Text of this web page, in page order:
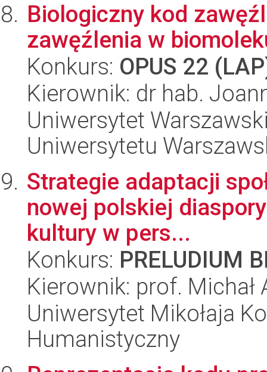
Biologiczny kod
zawęźlenia w
Konkurs: OPUS 22
Kierownik: dr hab.
Uniwersytet
Uniwersytetu
Strategie adaptacji
nowej polskiej
kultury w pers...
Konkurs: PRELUDIUM
Kierownik: prof. Michał
Uniwersytet Mikołaja
Humanistyczny